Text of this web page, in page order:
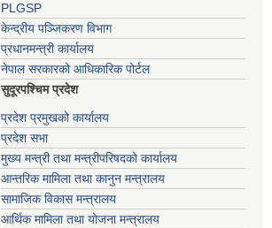
PLGSP
केन्द्रीय पञ्जिकरण विभाग
प्रधानमन्त्री कार्यालय
नेपाल सरकारको आधिकारिक पोर्टल
सुदूरपश्चिम प्रदेश
प्रदेश प्रमुखको कार्यालय
प्रदेश सभा
मुख्य मन्त्री तथा मन्त्रीपरिषदको कार्यालय
आन्तरिक मामिला तथा कानुन मन्त्रालय
सामाजिक विकास मन्त्रालय
आर्थिक मामिला तथा योजना मन्त्रालय